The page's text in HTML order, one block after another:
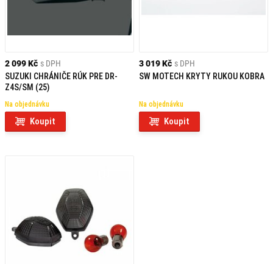
2 099 Kč s DPH
SUZUKI CHRÁNIČE RÚK PRE DR-
Z4S/SM (25)
Na objednávku
Koupit
3 019 Kč s DPH
SW MOTECH KRYTY RUKOU KOBRA
Na objednávku
Koupit